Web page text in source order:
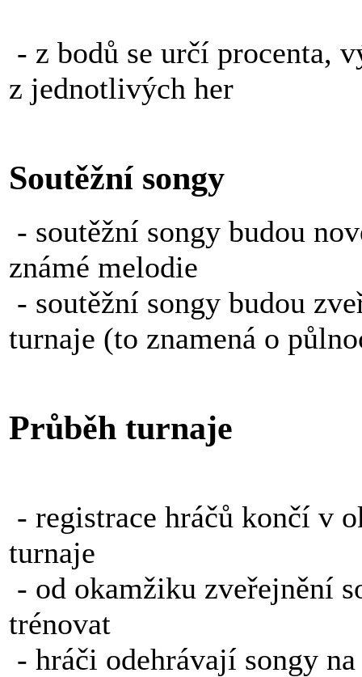
- z bodů se určí procenta,
z jednotlivých her
Soutěžní songy
- soutěžní songy budou
známé melodie
- soutěžní songy budou
turnaje (to znamená o
Průběh turnaje
- registrace hráčů končí v
turnaje
- od okamžiku zveřejnění
trénovat
- hráči odehrávají songy